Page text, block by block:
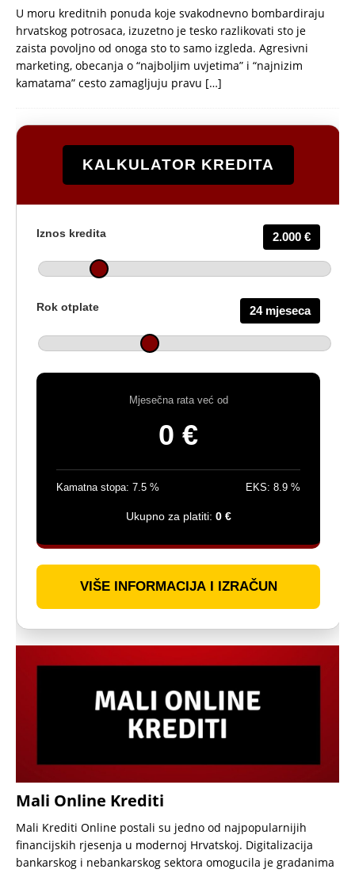
U moru kreditnih ponuda koje svakodnevno bombardiraju
hrvatskog potrosaca, izuzetno je tesko razlikovati sto je
zaista povoljno od onoga sto to samo izgleda. Agresivni
marketing, obecanja o “najboljim uvjetima” i “najnizim
kamatama” cesto zamagljuju pravu […]
KALKULATOR KREDITA
Iznos kredita 2.000 €
Rok otplate 24 mjeseca
Mjesečna rata već od
0 €
Kamatna stopa: 7.5 % EKS: 8.9 %
Ukupno za platiti: 0 €
VIŠE INFORMACIJA I IZRAČUN
Mali Online Krediti
Mali Krediti Online postali su jedno od najpopularnijih
financijskih rjesenja u modernoj Hrvatskoj. Digitalizacija
bankarskog i nebankarskog sektora omogucila je gradanima